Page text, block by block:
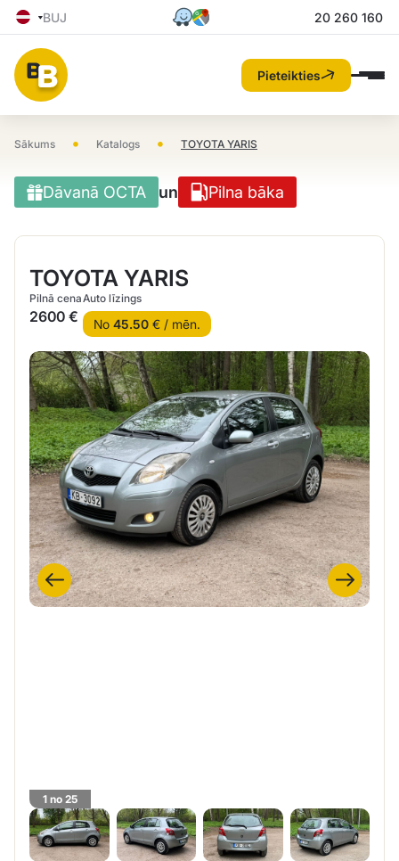
BUJ 20 260 160
Pieteikties
Sākums • Katalogs • TOYOTA YARIS
Dāvanā OCTA un Pilna bāka
TOYOTA YARIS
Pilnā cena
2600 €
Auto līzings
No 45.50€ / mēn.
1 no 25